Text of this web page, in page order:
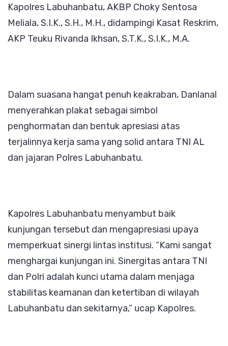
Kapolres Labuhanbatu, AKBP Choky Sentosa
Meliala, S.I.K., S.H., M.H., didampingi Kasat Reskrim,
AKP Teuku Rivanda Ikhsan, S.T.K., S.I.K., M.A.
Dalam suasana hangat penuh keakraban, Danlanal
menyerahkan plakat sebagai simbol
penghormatan dan bentuk apresiasi atas
terjalinnya kerja sama yang solid antara TNI AL
dan jajaran Polres Labuhanbatu.
Kapolres Labuhanbatu menyambut baik
kunjungan tersebut dan mengapresiasi upaya
memperkuat sinergi lintas institusi. “Kami sangat
menghargai kunjungan ini. Sinergitas antara TNI
dan Polri adalah kunci utama dalam menjaga
stabilitas keamanan dan ketertiban di wilayah
Labuhanbatu dan sekitarnya,” ucap Kapolres.